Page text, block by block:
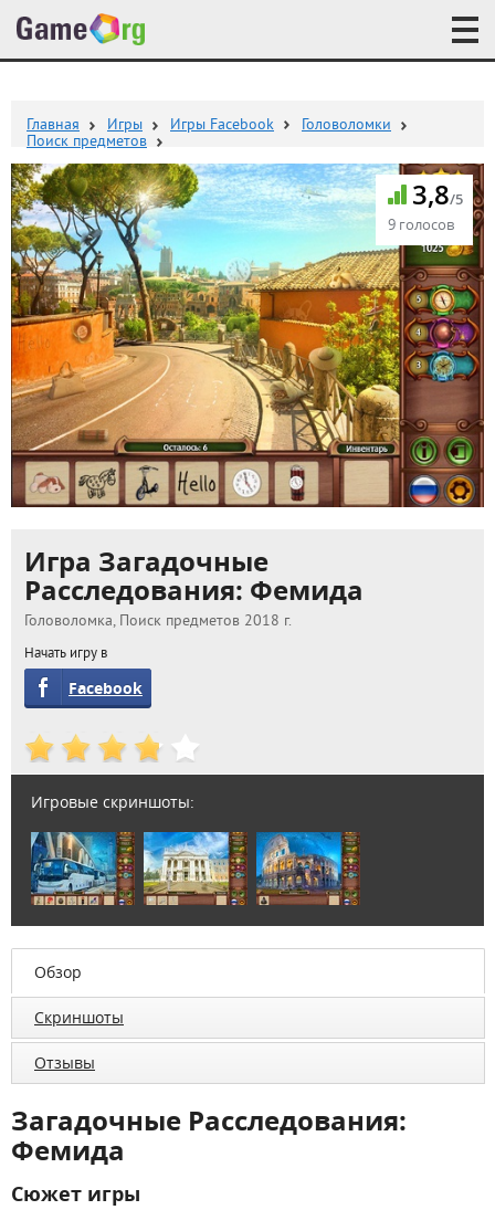
Главная Игры Игры Facebook
Головоломки
Поиск предметов
3,8/5
9 голосов
Игра Загадочные
Расследования: Фемида
Головоломка, Поиск предметов 2018 г.
Начать игру в
Facebook
Игровые скриншоты:
Обзор
Скриншоты
Отзывы
Загадочные Расследования:
Фемида
Сюжет игры